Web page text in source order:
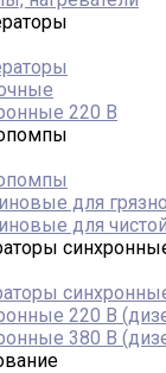
220 В
для
для
220 В
380 В